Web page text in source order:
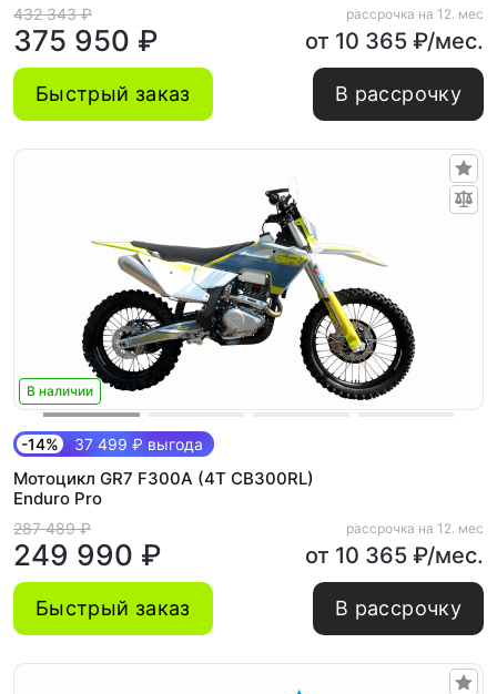
432 343 ₽
375 950 ₽
рассрочка на 12. мес
от 10 365 ₽/мес.
Быстрый заказ В рассрочку
В наличии
-14% 37 499 ₽ выгода
Мотоцикл GR7 F300A (4T CB300RL)
Enduro Pro
287 489 ₽
249 990 ₽
рассрочка на 12. мес
от 10 365 ₽/мес.
Быстрый заказ В рассрочку